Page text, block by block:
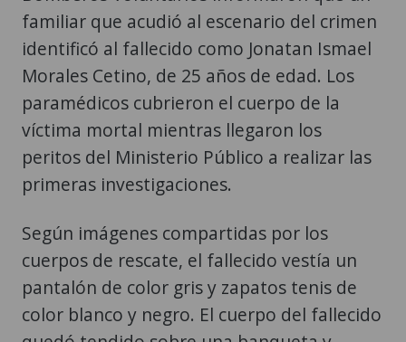
familiar que acudió al escenario del crimen
identificó al fallecido como Jonatan Ismael
Morales Cetino, de 25 años de edad. Los
paramédicos cubrieron el cuerpo de la
víctima mortal mientras llegaron los
peritos del Ministerio Público a realizar las
primeras investigaciones.
Según imágenes compartidas por los
cuerpos de rescate, el fallecido vestía un
pantalón de color gris y zapatos tenis de
color blanco y negro. El cuerpo del fallecido